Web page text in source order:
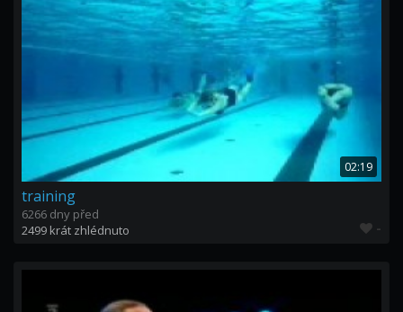
02:19
training
6266 dny před
2499 krát zhlédnuto
-